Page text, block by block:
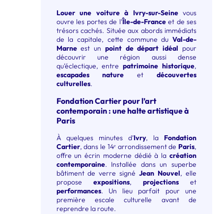
Louer une voiture à Ivry-sur-Seinevous
ouvre les portes de l’Île-de-Franceet de ses
trésors cachés. Située aux abords immédiats
de la capitale, cette commune du Val-de-
Marneest un point de départ idéal pour
découvrir une région aussi dense
qu’éclectique, entrepatrimoine historique,
escapades nature et découvertes
culturelles.
Fondation Cartier pour l’art
contemporain : une halte artistique à
Paris
À quelques minutes d’Ivry, la Fondation
Cartier, dans le 14ᵉ arrondissement de Paris,
offre un écrin moderne dédié à la création
contemporaine. Installée dans un superbe
bâtiment de verre signéJean Nouvel, elle
propose expositions, projectionset
performances. Un lieu parfait pour une
première escale culturelle avant de
reprendre la route.